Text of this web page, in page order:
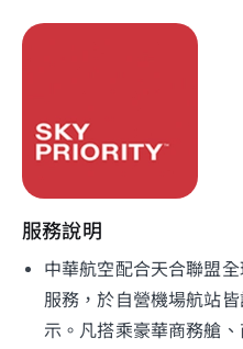
服務說明
中華航空配合天合聯盟
服務，於自營機場航站
示。凡搭乘豪華商務艙